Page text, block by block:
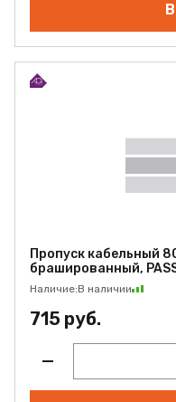
Пропуск кабельный
брашированный,
Наличие:В наличии
715 руб.